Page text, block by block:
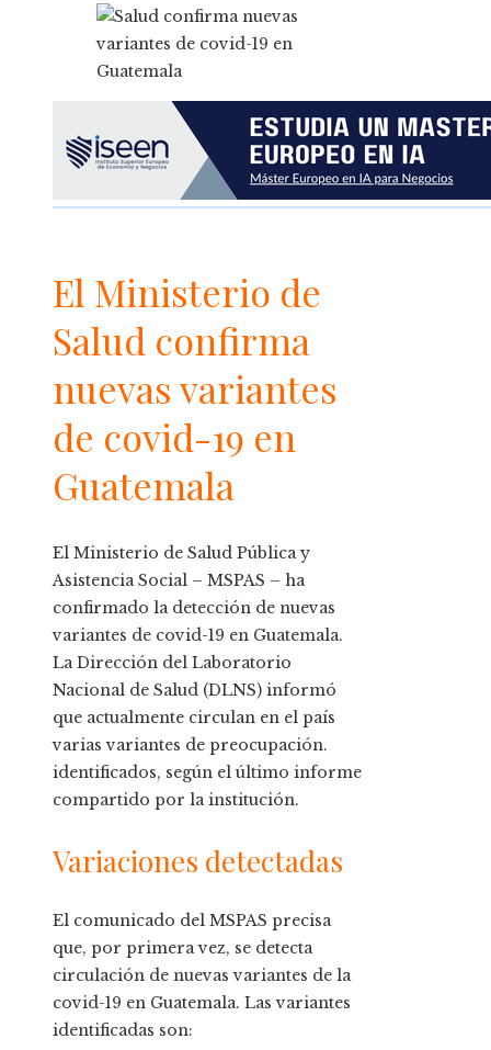
El Ministerio de
Salud confirma
nuevas variantes
de covid-19 en
Guatemala
El Ministerio de Salud Pública y
Asistencia Social – MSPAS – ha
confirmado la detección de nuevas
variantes de covid-19 en Guatemala.
La Dirección del Laboratorio
Nacional de Salud (DLNS) informó
que actualmente circulan en el país
varias variantes de preocupación.
identificados, según el último informe
compartido por la institución.
Variaciones detectadas
El comunicado del MSPAS precisa
que, por primera vez, se detecta
circulación de nuevas variantes de la
covid-19 en Guatemala. Las variantes
identificadas son: